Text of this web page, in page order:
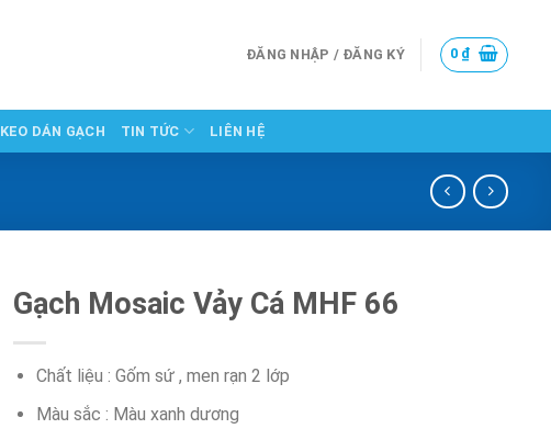
ĐĂNG NHẬP / ĐĂNG KÝ 0 ₫
KEO DÁN GẠCH TIN TỨC LIÊN HỆ
Gạch Mosaic Vảy Cá MHF 66
Chất liệu : Gốm sứ , men rạn 2 lớp
Màu sắc : Màu xanh dương